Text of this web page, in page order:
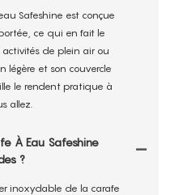
Safeshine est conçue
ce qui en fait le
de plein air ou
légère et son couvercle
le rendent pratique à
allez.
À Eau Safeshine
?
inoxydable de la carafe